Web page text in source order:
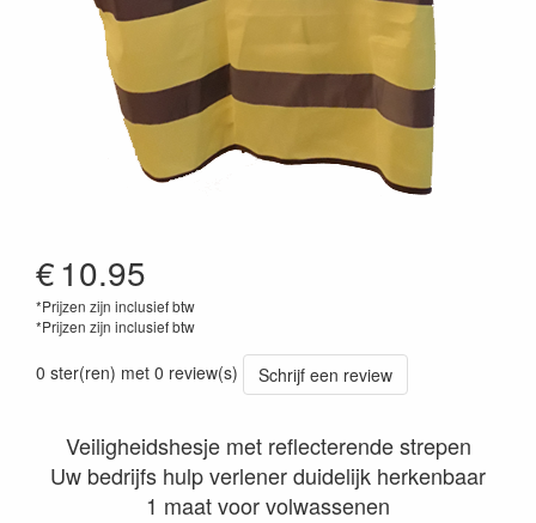
€10.95
*Prijzen zijn inclusief btw
*Prijzen zijn inclusief btw
0 ster(ren) met 0 review(s) Schrijf een review
Veiligheidshesje met reflecterende strepen
Uw bedrijfs hulp verlener duidelijk herkenbaar
1 maat voor volwassenen